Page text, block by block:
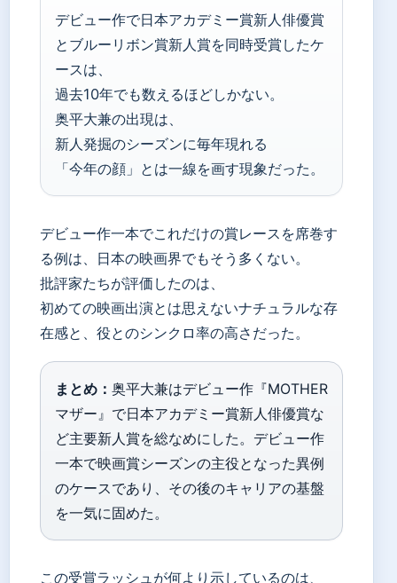
デビュー作で日本アカデミー賞新人俳優賞
とブルーリボン賞新人賞を同時受賞したケ
ースは、
過去10年でも数えるほどしかない。
奥平大兼の出現は、
新人発掘のシーズンに毎年現れる
「今年の顔」とは一線を画す現象だった。
デビュー作一本でこれだけの賞レースを席巻す
る例は、日本の映画界でもそう多くない。
批評家たちが評価したのは、
初めての映画出演とは思えないナチュラルな存
在感と、役とのシンクロ率の高さだった。
まとめ： 奥平大兼はデビュー作『MOTHER
マザー』で日本アカデミー賞新人俳優賞な
ど主要新人賞を総なめにした。デビュー作
一本で映画賞シーズンの主役となった異例
のケースであり、その後のキャリアの基盤
を一気に固めた。
この受賞ラッシュが何より示しているのは、